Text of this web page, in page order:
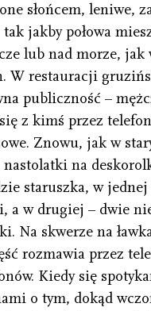
słońcem, leniwe,
jakby połowa
lub nad morze, jak
W restauracji
publiczność –
z kimś przez
Znowu, jak w
na
staruszka, w jednej
a w drugiej – dwie
Na skwerze na
rozmawia przez
Kiedy się
o tym, dokąd